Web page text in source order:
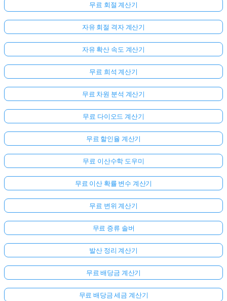
무료 회절 계산기
자유 회절 격자 계산기
자유 확산 속도 계산기
무료 희석 계산기
무료 차원 분석 계산기
무료 다이오드 계산기
무료 할인율 계산기
무료 이산수학 도우미
무료 이산 확률 변수 계산기
무료 변위 계산기
무료 증류 솔버
발산 정리 계산기
무료 배당금 계산기
무료 배당금 세금 계산기